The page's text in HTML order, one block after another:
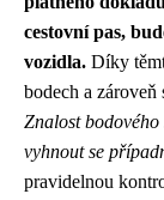
cestovní pas,
vozidla. Díky
bodech a
Znalost
vyhnout se
pravidelnou